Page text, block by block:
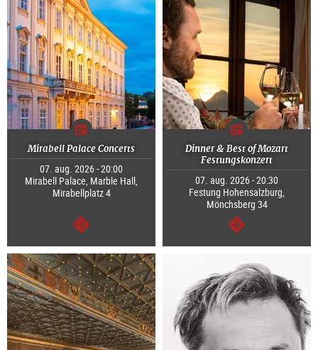
Mirabell Palace Concerts
07. aug. 2026 - 20:00
Mirabell Palace, Marble Hall,
Mirabellplatz 4
Tovább
Dinner & Best of Mozart
Festungskonzert
07. aug. 2026 - 20:30
Festung Hohensalzburg,
Mönchsberg 34
Tovább